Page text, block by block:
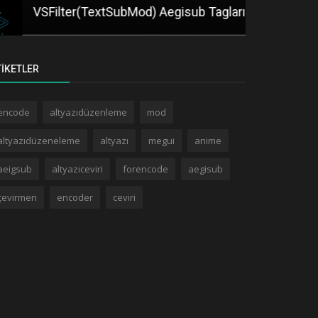
VSFilter(TextSubMod) Aegisub Tagları
altyazıdüzenleme mod
altyazı megui anime
altyazıceviri forencode aegisub
encoder ceviri